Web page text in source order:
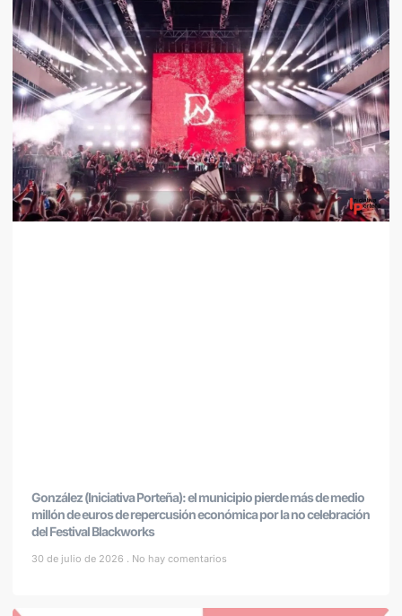
González (Iniciativa Porteña): el municipio pierde más de medio
millón de euros de repercusión económica por la no celebración
del Festival Blackworks
30 de julio de 2026 No hay comentarios